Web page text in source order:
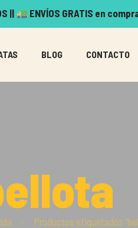
|| ENVÍOS GRATIS en
BLOG CONTACTO
Productos etiquetados